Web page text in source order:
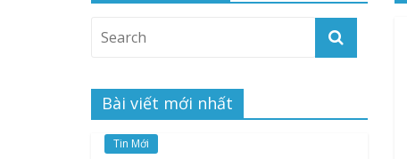
Bài viết mới nhất
Tin Mới